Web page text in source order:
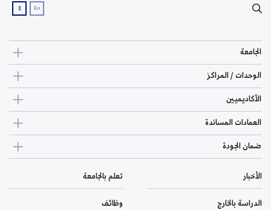
En ع
الجامعة
الوحدات / المراكز
الأكاديميين
العمادات المساندة
ضمان الجودة
الأخبار تعلم بالجامعة
الدراسة بالخارج وظائف